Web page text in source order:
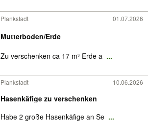
Plankstadt 01.07.2026
Mutterboden/Erde
Zu verschenken ca 17 m³ Erde a ...
Plankstadt 10.06.2026
Hasenkäfige zu verschenken
Habe 2 große Hasenkäfige an Se ...